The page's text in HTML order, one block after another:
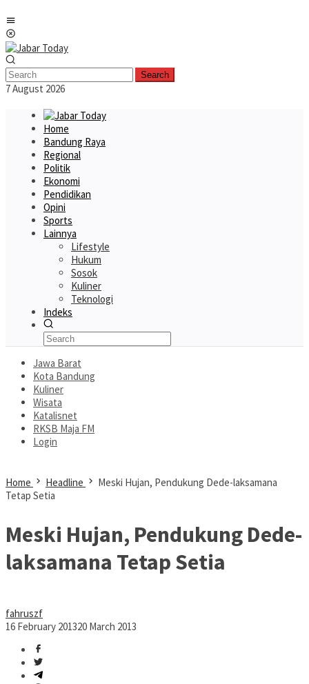
to
content
Search
7 August 2026
Home
Bandung Raya
Regional
Politik
Ekonomi
Pendidikan
Opini
Sports
Lainnya
Lifestyle
Hukum
Sosok
Kuliner
Teknologi
Indeks
Jawa Barat
Kota Bandung
Kuliner
Wisata
Katalisnet
RKSB Maja FM
Login
Home Headline
Meski Hujan, Pendukung Dede-laksamana
Tetap Setia
Meski Hujan, Pendukung Dede-
laksamana Tetap Setia
fahruszf
16 February 201320 March 2013